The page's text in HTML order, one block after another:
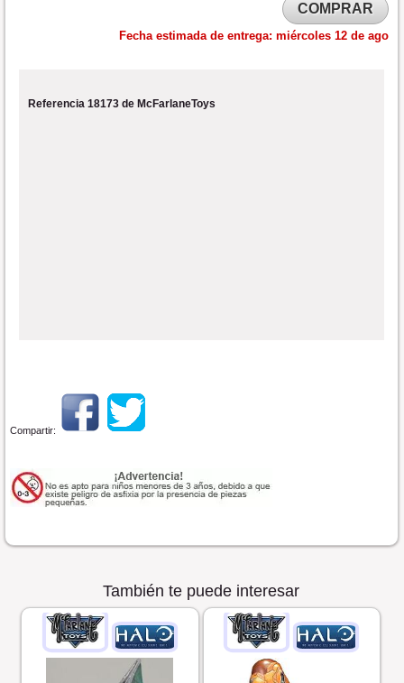
COMPRAR
Fecha estimada de entrega: miércoles 12 de ago
Referencia 18173 de McFarlaneToys
Compartir:
También te puede interesar